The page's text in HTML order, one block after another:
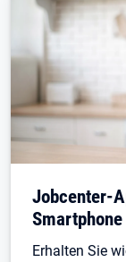
Jobcenter-
Smartphone
Erhalten Sie